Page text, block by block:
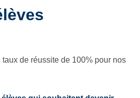
de réussite de 100% pour nos